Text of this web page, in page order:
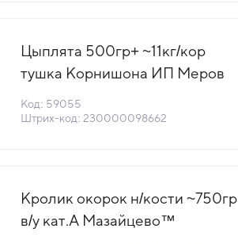
Цыплята 500гр+ ~11кг/кор
тушка Корнишона ИП Меров
(-18°С)
Код: 59055
Штрих-код: 230000098662
Кролик окорок н/кости ~750гр
в/у кат.А Мазайцево™